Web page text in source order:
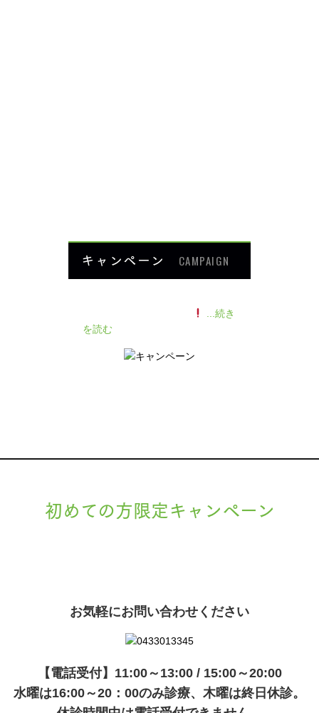
キャンペーン CAMPAIGN
...続き
を読む
初めての方限定キャンペーン
お気軽にお問い合わせください
【電話受付】11:00～13:00 / 15:00～20:00
水曜は16:00～20：00のみ診療、木曜は終日休診。